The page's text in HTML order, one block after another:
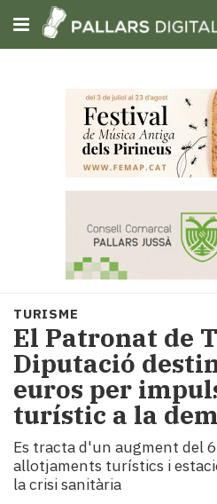
Subscriu-t'hi
Portada
Societat
Política
i
municipis
Economia
i
Cultura
Esports
Mai
TURISME
El Patronat de
Diputació
euros per
turístic a la
Es tracta d'un augment del
allotjaments turístics i
la crisi sanitària